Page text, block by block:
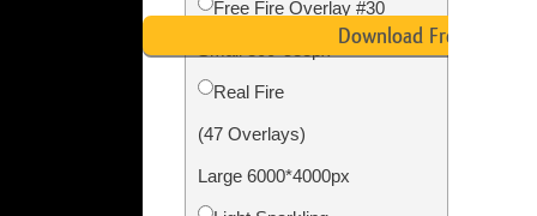
Foto restaurering
Free Fire Overlay #30
Real Fire
(47 Overlays)
Large 6000*4000px
Download Free